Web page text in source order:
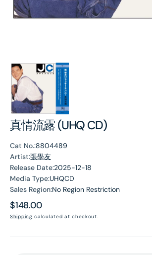
真情流露 (UHQ CD)
Cat No.:8804489
Artist:張學友
Release Date:2025-12-18
Media Type:UHQCD
Sales Region:No Region Restriction
Regular
price
$148.00
Shipping calculated at checkout.